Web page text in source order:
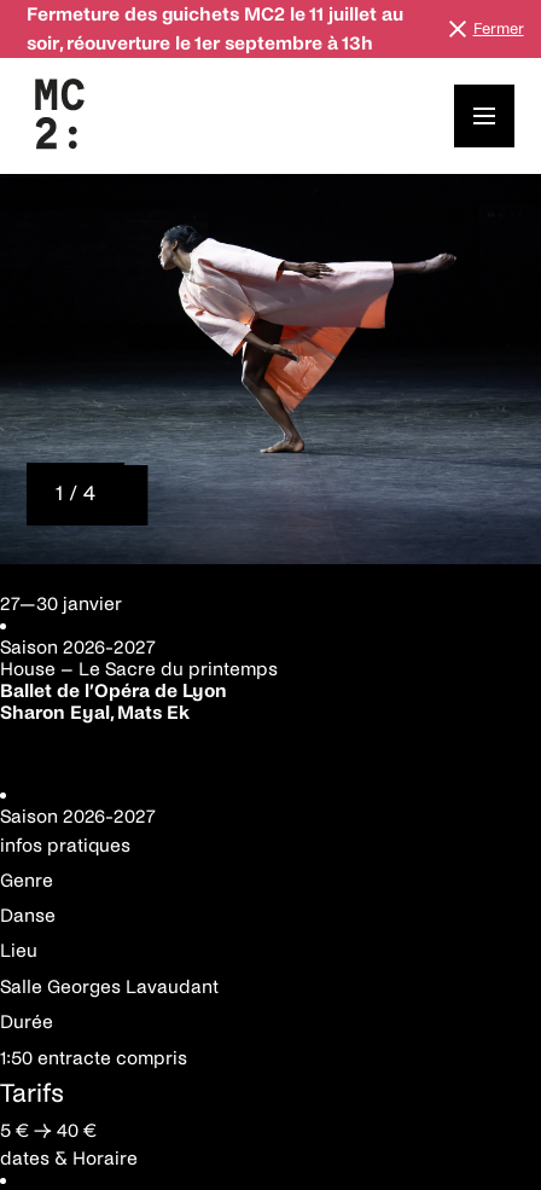
Fermeture des guichets MC2 le 11 juillet au
soir, réouverture le 1er septembre à 13h
Fermer
1 / 4
27—30 janvier
Saison 2026-2027
House – Le Sacre du printemps
Ballet de l’Opéra de Lyon
Sharon Eyal, Mats Ek
Saison 2026-2027
infos pratiques
Genre
Danse
Lieu
Salle Georges Lavaudant
Durée
1:50 entracte compris
Tarifs
5 € → 40 €
dates & Horaire